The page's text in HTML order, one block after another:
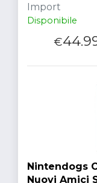
Import
Disponibile
€
Nintendogs
Nuovi Amici